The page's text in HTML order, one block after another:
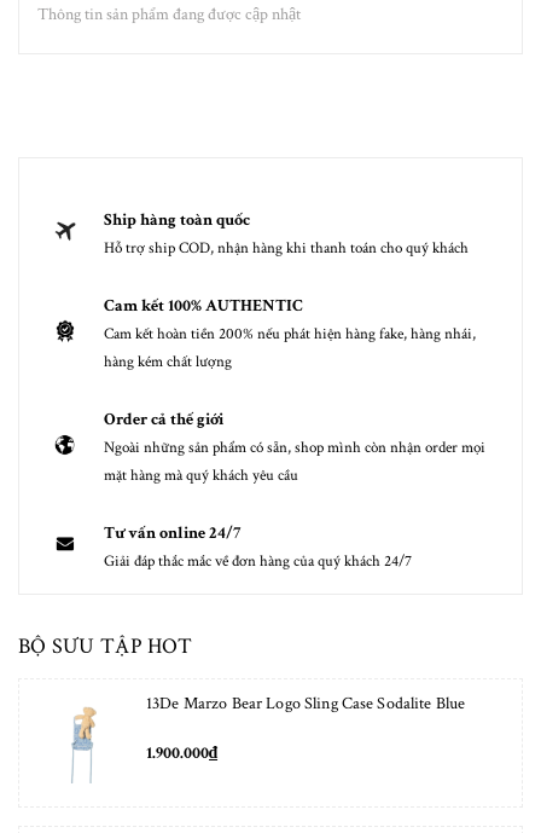
Thông tin sản phẩm đang được cập nhật
Ship hàng toàn quốc
Hỗ trợ ship COD, nhận hàng khi thanh toán cho quý khách
Cam kết 100% AUTHENTIC
Cam kết hoàn tiền 200% nếu phát hiện hàng fake, hàng nhái,
hàng kém chất lượng
Order cả thế giới
Ngoài những sản phẩm có sẵn, shop mình còn nhận order mọi
mặt hàng mà quý khách yêu cầu
Tư vấn online 24/7
Giải đáp thắc mắc về đơn hàng của quý khách 24/7
BỘ SƯU TẬP HOT
13De Marzo Bear Logo Sling Case Sodalite Blue
1.900.000₫